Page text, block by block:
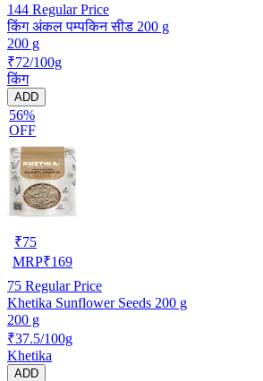
144 Regular Price
किंग अंकल पम्पकिन सीड 200 g
200 g
₹72/100g
किंग
ADD
56%
OFF
₹75
MRP₹169
75 Regular Price
Khetika Sunflower Seeds 200 g
200 g
₹37.5/100g
Khetika
ADD